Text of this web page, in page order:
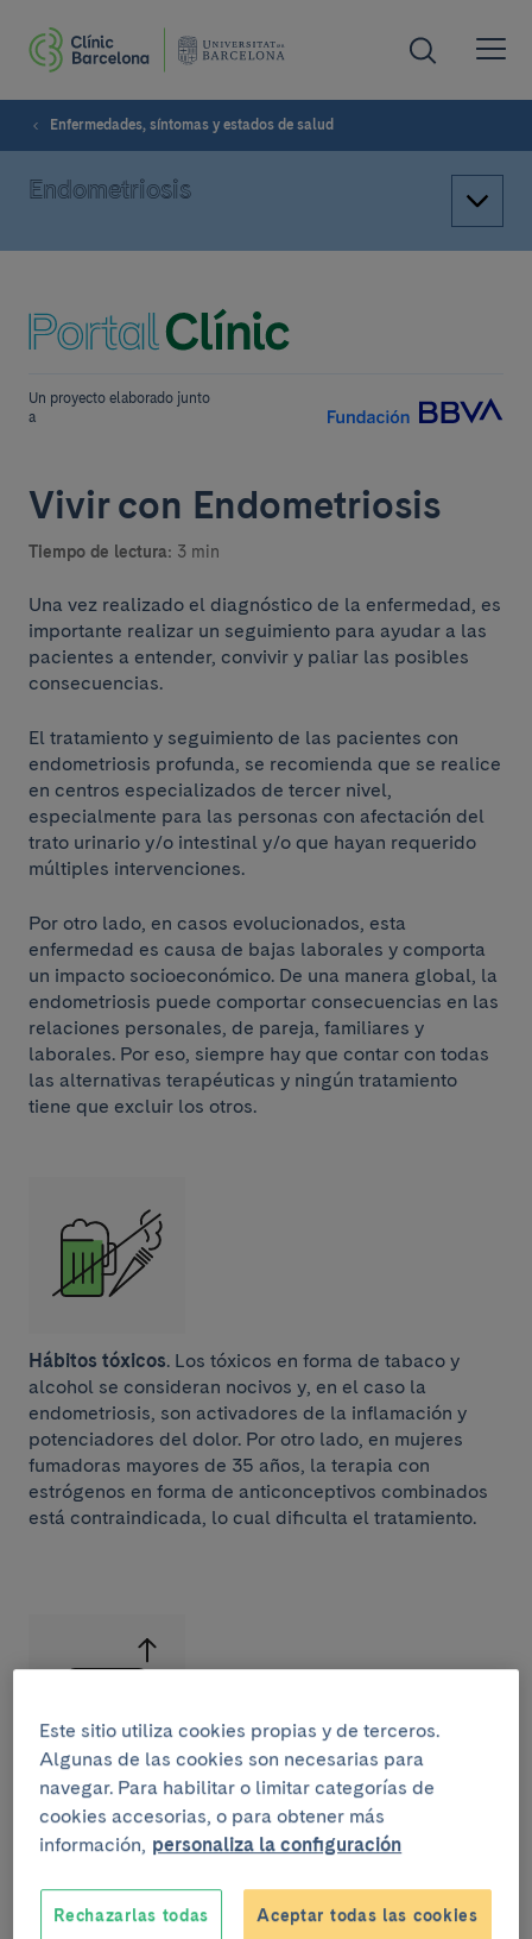
Enfermedades, síntomas y estados de salud
Endometriosis
Un proyecto elaborado junto
a
Vivir con Endometriosis
Tiempo de lectura: 3 min
Una vez realizado el diagnóstico de la enfermedad, es
importante realizar un seguimiento para ayudar a las
pacientes a entender, convivir y paliar las posibles
consecuencias.
El tratamiento y seguimiento de las pacientes con
endometriosis profunda, se recomienda que se realice
en centros especializados de tercer nivel,
especialmente para las personas con afectación del
trato urinario y/o intestinal y/o que hayan requerido
múltiples intervenciones.
Por otro lado, en casos evolucionados, esta
enfermedad es causa de bajas laborales y comporta
un impacto socioeconómico. De una manera global, la
endometriosis puede comportar consecuencias en las
relaciones personales, de pareja, familiares y
laborales. Por eso, siempre hay que contar con todas
las alternativas terapéuticas y ningún tratamiento
tiene que excluir los otros.
Hábitos tóxicos. Los tóxicos en forma de tabaco y
alcohol se consideran nocivos y, en el caso la
endometriosis, son activadores de la inflamación y
potenciadores del dolor. Por otro lado, en mujeres
fumadoras mayores de 35 años, la terapia con
estrógenos en forma de anticonceptivos combinados
está contraindicada, lo cual dificulta el tratamiento.
Obesidad . Puede complicar la eficacia del
tratamiento médico, puesto que incrementa el riesgo
del tratamiento hormonal y dificulta el abordaje
laparotomía.
Este sitio utiliza cookies propias y de terceros.
Algunas de las cookies son necesarias para
navegar. Para habilitar o limitar categorías de
cookies accesorias, o para obtener más
información, personaliza la configuración
Rechazarlas todas Aceptar todas las cookies